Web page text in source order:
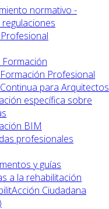
normativo -
Formación
Formación Profesional
Continua para Arquitectos
específica sobre
BIM
profesionales
y guías
a la rehabilitación
Ciudadana